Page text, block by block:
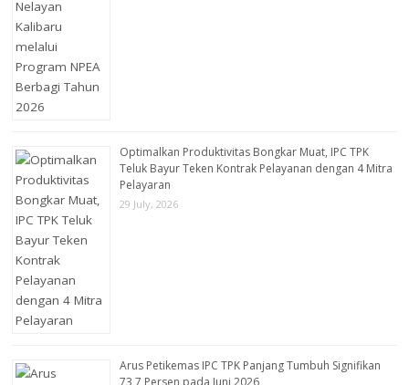
Optimalkan Produktivitas Bongkar Muat, IPC TPK
Teluk Bayur Teken Kontrak Pelayanan dengan 4 Mitra
Pelayaran
29 July, 2026
Arus Petikemas IPC TPK Panjang Tumbuh Signifikan
73,7 Persen pada Juni 2026